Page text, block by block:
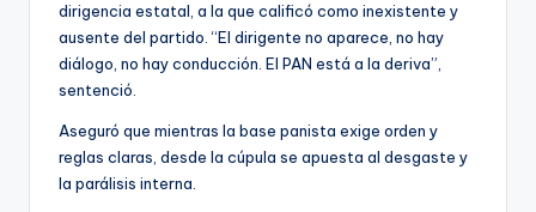
dirigencia estatal, a la que calificó como inexistente y
ausente del partido. “El dirigente no aparece, no hay
diálogo, no hay conducción. El PAN está a la deriva”,
sentenció.
Aseguró que mientras la base panista exige orden y
reglas claras, desde la cúpula se apuesta al desgaste y
la parálisis interna.